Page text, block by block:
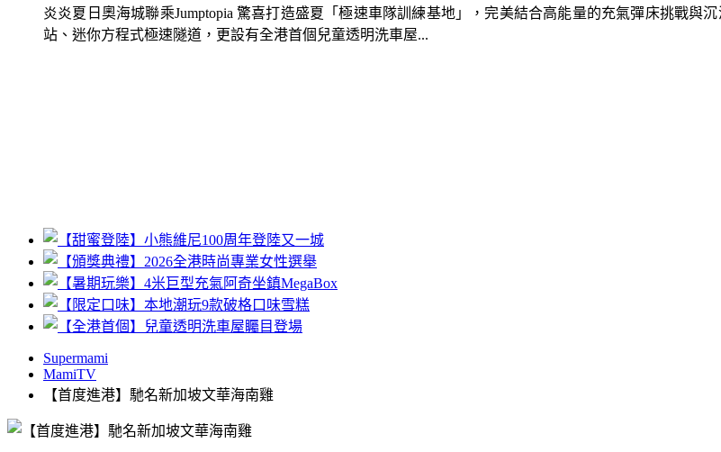
炎炎夏日奧海城聯乘Jumptopia 驚喜打造盛夏「極速車隊訓練基地」，完美結合高能量的充氣彈床挑戰與
站、迷你方程式極速隧道，更設有全港首個兒童透明洗車屋...
Supermami
MamiTV
【首度進港】馳名新加坡文華海南雞